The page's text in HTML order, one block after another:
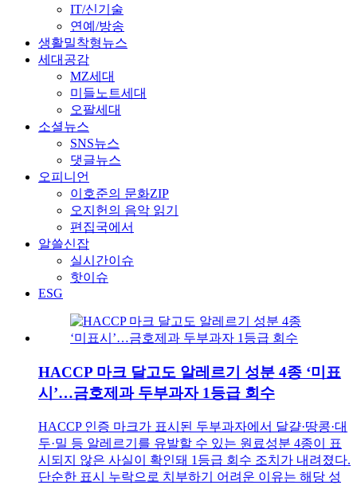
IT/신기술
연예/방송
생활밀착형뉴스
세대공감
MZ세대
미들노트세대
오팔세대
소셜뉴스
SNS뉴스
댓글뉴스
오피니언
이호준의 문화ZIP
오지헌의 음악 읽기
편집국에서
알쓸신잡
실시간이슈
핫이슈
ESG
HACCP 마크 달고도 알레르기 성분 4종 ‘미표
시’…금호제과 두부과자 1등급 회수
HACCP 인증 마크가 표시된 두부과자에서 달걀·땅콩·대
두·밀 등 알레르기를 유발할 수 있는 원료성분 4종이 표
시되지 않은 사실이 확인돼 1등급 회수 조치가 내려졌다.
단순한 표시 누락으로 치부하기 어려운 이유는 해당 성